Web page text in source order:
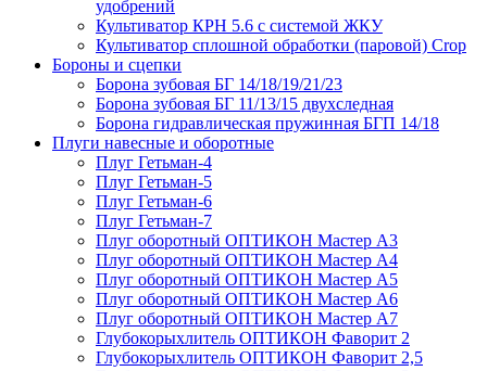
удобрений
Культиватор КРН 5.6 с системой ЖКУ
Культиватор сплошной обработки (паровой) Crop
Бороны и сцепки
Борона зубовая БГ 14/18/19/21/23
Борона зубовая БГ 11/13/15 двухследная
Борона гидравлическая пружинная БГП 14/18
Плуги навесные и оборотные
Плуг Гетьман-4
Плуг Гетьман-5
Плуг Гетьман-6
Плуг Гетьман-7
Плуг оборотный ОПТИКОН Мастер А3
Плуг оборотный ОПТИКОН Мастер А4
Плуг оборотный ОПТИКОН Мастер А5
Плуг оборотный ОПТИКОН Мастер А6
Плуг оборотный ОПТИКОН Мастер А7
Глубокорыхлитель ОПТИКОН Фаворит 2
Глубокорыхлитель ОПТИКОН Фаворит 2,5